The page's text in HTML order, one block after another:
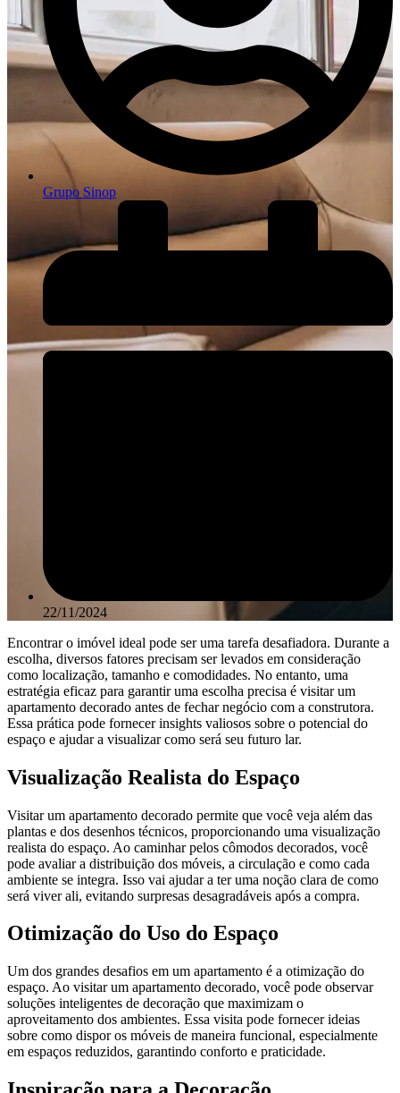
Grupo Sinop
22/11/2024
Encontrar o imóvel ideal pode ser uma tarefa desafiadora. Durante a
escolha, diversos fatores precisam ser levados em consideração
como localização, tamanho e comodidades. No entanto, uma
estratégia eficaz para garantir uma escolha precisa é visitar um
apartamento decorado antes de fechar negócio com a construtora.
Essa prática pode fornecer insights valiosos sobre o potencial do
espaço e ajudar a visualizar como será seu futuro lar.
Visualização Realista do Espaço
Visitar um apartamento decorado permite que você veja além das
plantas e dos desenhos técnicos, proporcionando uma visualização
realista do espaço. Ao caminhar pelos cômodos decorados, você
pode avaliar a distribuição dos móveis, a circulação e como cada
ambiente se integra. Isso vai ajudar a ter uma noção clara de como
será viver ali, evitando surpresas desagradáveis após a compra.
Otimização do Uso do Espaço
Um dos grandes desafios em um apartamento é a otimização do
espaço. Ao visitar um apartamento decorado, você pode observar
soluções inteligentes de decoração que maximizam o
aproveitamento dos ambientes. Essa visita pode fornecer ideias
sobre como dispor os móveis de maneira funcional, especialmente
em espaços reduzidos, garantindo conforto e praticidade.